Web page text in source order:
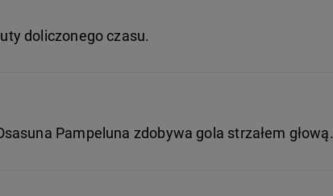
doliczonego czasu.
Pampeluna zdobywa gola strzałem głową.